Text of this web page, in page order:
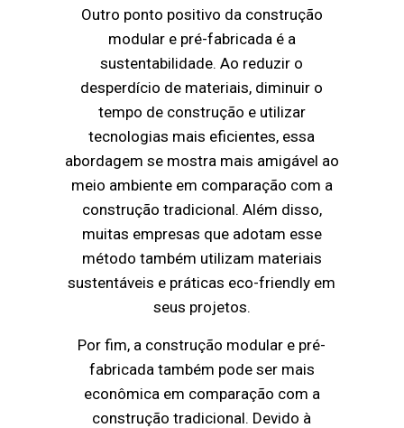
Outro ponto positivo da construção
modular e pré-fabricada é a
sustentabilidade. Ao reduzir o
desperdício de materiais, diminuir o
tempo de construção e utilizar
tecnologias mais eficientes, essa
abordagem se mostra mais amigável ao
meio ambiente em comparação com a
construção tradicional. Além disso,
muitas empresas que adotam esse
método também utilizam materiais
sustentáveis e práticas eco-friendly em
seus projetos.
Por fim, a construção modular e pré-
fabricada também pode ser mais
econômica em comparação com a
construção tradicional. Devido à